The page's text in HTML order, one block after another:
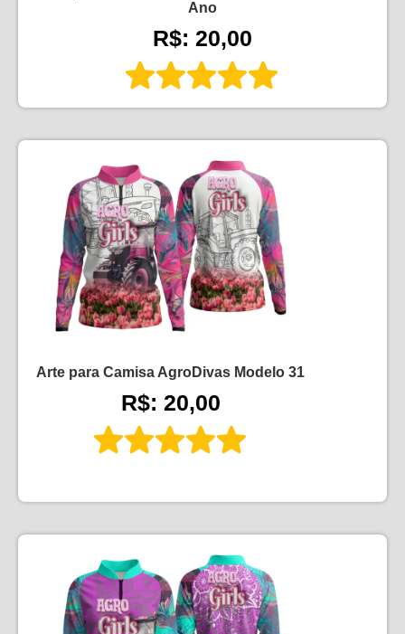
Ano
R$: 20,00
Arte para Camisa AgroDivas Modelo 31
R$: 20,00